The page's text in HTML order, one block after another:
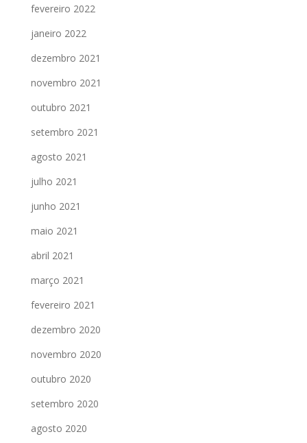
fevereiro 2022
janeiro 2022
dezembro 2021
novembro 2021
outubro 2021
setembro 2021
agosto 2021
julho 2021
junho 2021
maio 2021
abril 2021
março 2021
fevereiro 2021
dezembro 2020
novembro 2020
outubro 2020
setembro 2020
agosto 2020